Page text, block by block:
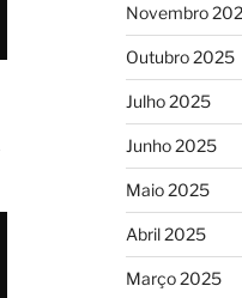
Novembro
Outubro 2025
Julho 2025
Junho 2025
Maio 2025
Abril 2025
Março 2025